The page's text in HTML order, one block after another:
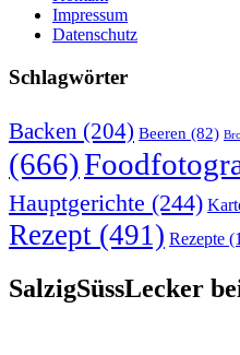
Impressum
Datenschutz
Schlagwörter
Backen (204) Beeren (82)
(666)
Hauptgerichte (244)
Rezept (491) Rezepte
SalzigSüssLecker